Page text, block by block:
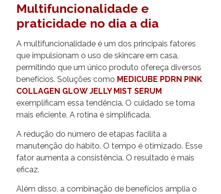
Multifuncionalidade e
praticidade no dia a dia
A multifuncionalidade é um dos principais fatores
que impulsionam o uso de skincare em casa,
permitindo que um único produto ofereça diversos
benefícios. Soluções como MEDICUBE PDRN PINK
COLLAGEN GLOW JELLY MIST SERUM
exemplificam essa tendência. O cuidado se torna
mais eficiente. A rotina é simplificada.
A redução do número de etapas facilita a
manutenção do hábito. O tempo é otimizado. Esse
fator aumenta a consistência. O resultado é mais
eficaz.
Além disso, a combinação de benefícios amplia o